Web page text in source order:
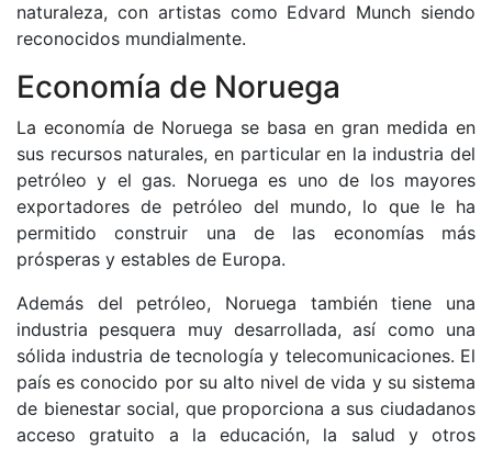
naturaleza, con artistas como Edvard Munch siendo
reconocidos mundialmente.
Economía de Noruega
La economía de Noruega se basa en gran medida en
sus recursos naturales, en particular en la industria del
petróleo y el gas. Noruega es uno de los mayores
exportadores de petróleo del mundo, lo que le ha
permitido construir una de las economías más
prósperas y estables de Europa.
Además del petróleo, Noruega también tiene una
industria pesquera muy desarrollada, así como una
sólida industria de tecnología y telecomunicaciones. El
país es conocido por su alto nivel de vida y su sistema
de bienestar social, que proporciona a sus ciudadanos
acceso gratuito a la educación, la salud y otros